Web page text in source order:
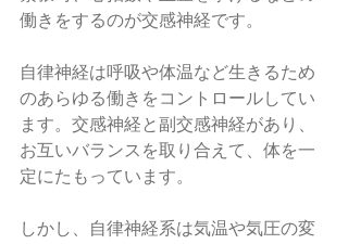
働きをするのが交感神経です。
自律神経は呼吸や体温など生きるため
のあらゆる働きをコントロールしてい
ます。交感神経と副交感神経があり、
お互いバランスを取り合えて、体を一
定にたもっています。
しかし、自律神経系は気温や気圧の変